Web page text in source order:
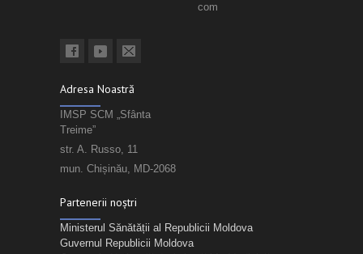
com
Adresa Noastră
IMSP SCM „Sfânta
Treime”
str. A. Russo, 11
mun. Chișinău, MD-2068
Partenerii noștri
Ministerul Sănătății al Republicii Moldova
Guvernul Republicii Moldova